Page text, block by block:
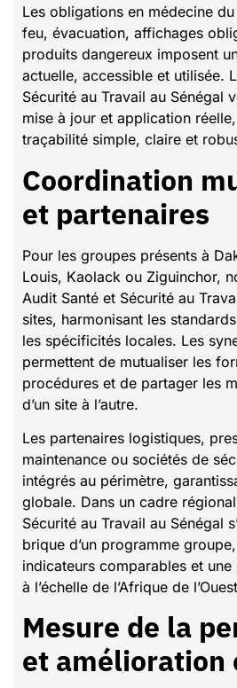
Les obligations en médecine
feu, évacuation, affichages
produits dangereux imposent
actuelle, accessible et utilisée.
Sécurité au Travail au Sénégal
mise à jour et application
traçabilité simple, claire et
Coordination
et partenaires
Pour les groupes présents à
Louis, Kaolack ou Ziguinchor,
Audit Santé et Sécurité au
sites, harmonisant les
les spécificités locales. Les
permettent de mutualiser les
procédures et de partager les
d’un site à l’autre.
Les partenaires logistiques,
maintenance ou sociétés de
intégrés au périmètre,
globale. Dans un cadre
Sécurité au Travail au Sénégal
brique d’un programme
indicateurs comparables et
à l’échelle de l’Afrique de
Mesure de la
et amélioration